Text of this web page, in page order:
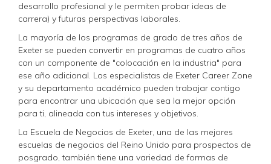
desarrollo profesional y le permiten probar ideas de
carrera) y futuras perspectivas laborales.
La mayoría de los programas de grado de tres años de
Exeter se pueden convertir en programas de cuatro años
con un componente de "colocación en la industria" para
ese año adicional. Los especialistas de Exeter Career Zone
y su departamento académico pueden trabajar contigo
para encontrar una ubicación que sea la mejor opción
para ti, alineada con tus intereses y objetivos.
La Escuela de Negocios de Exeter, una de las mejores
escuelas de negocios del Reino Unido para prospectos de
posgrado, también tiene una variedad de formas de